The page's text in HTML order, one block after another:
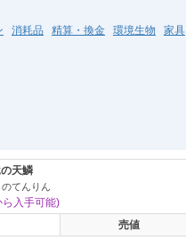
消耗品 精算・換金 環境生物 家具
天鱗
てんりん
入手可能)
売値